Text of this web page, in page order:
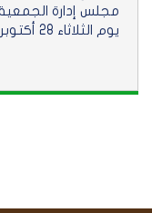
مجلس إدارة
يوم الثلاثاء 28 أكتوبر 2025 أعضاء الجمعية العمومية (